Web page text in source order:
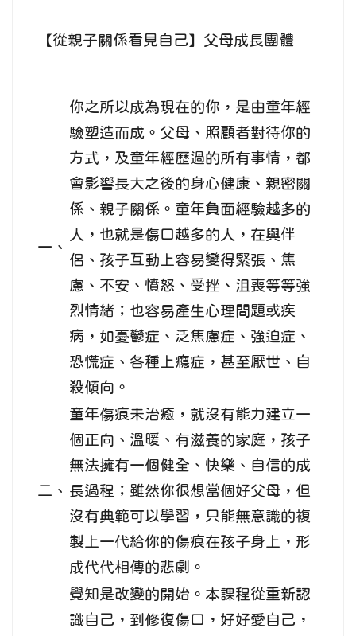
【從親子關係看見自己】父母成長團體
一、
你之所以成為現在的你，是由童年經
驗塑造而成。父母、照顧者對待你的
方式，及童年經歷過的所有事情，都
會影響長大之後的身心健康、親密關
係、親子關係。童年負面經驗越多的
人，也就是傷口越多的人，在與伴
侶、孩子互動上容易變得緊張、焦
慮、不安、憤怒、受挫、沮喪等等強
烈情緒；也容易產生心理問題或疾
病，如憂鬱症、泛焦慮症、強迫症、
恐慌症、各種上癮症，甚至厭世、自
殺傾向。
二、
童年傷痕未治癒，就沒有能力建立一
個正向、溫暖、有滋養的家庭，孩子
無法擁有一個健全、快樂、自信的成
長過程；雖然你很想當個好父母，但
沒有典範可以學習，只能無意識的複
製上一代給你的傷痕在孩子身上，形
成代代相傳的悲劇。
覺知是改變的開始。本課程從重新認
識自己，到修復傷口，好好愛自己，